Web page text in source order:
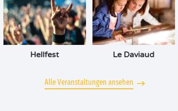
Hellfest Le Daviaud
Alle Veranstaltungen ansehen